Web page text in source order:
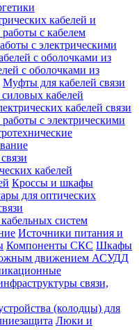
кабелей и
с кабелем
с электрическими
с оболочками из
с оболочками из
Муфты для кабелей связи
кабелей
кабелей связи
с электрическими
кабелей
Кроссы и шкафы
для оптических
систем
Источники питания и
Компоненты СКС Шкафы
движением АСУДД
связи,
(колодцы) для
Люки и